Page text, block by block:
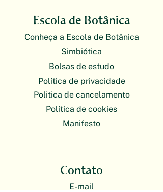
Escola de Botânica
Conheça a Escola de Botânica
Simbiótica
Bolsas de estudo
Política de privacidade
Politica de cancelamento
Política de cookies
Manifesto
Contato
E-mail